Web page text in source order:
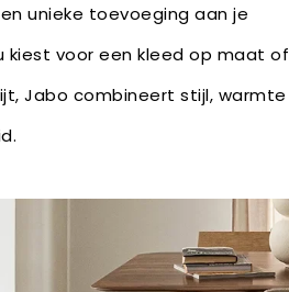
unieke toevoeging aan je
kiest voor een kleed op maat of
Jabo combineert stijl, warmte